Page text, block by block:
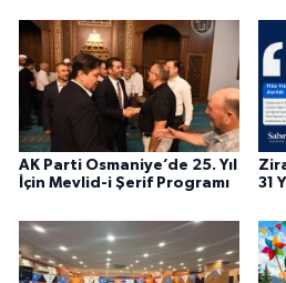
AK Parti Osmaniye’de 25. Yıl
İçin Mevlid-i Şerif Programı
31